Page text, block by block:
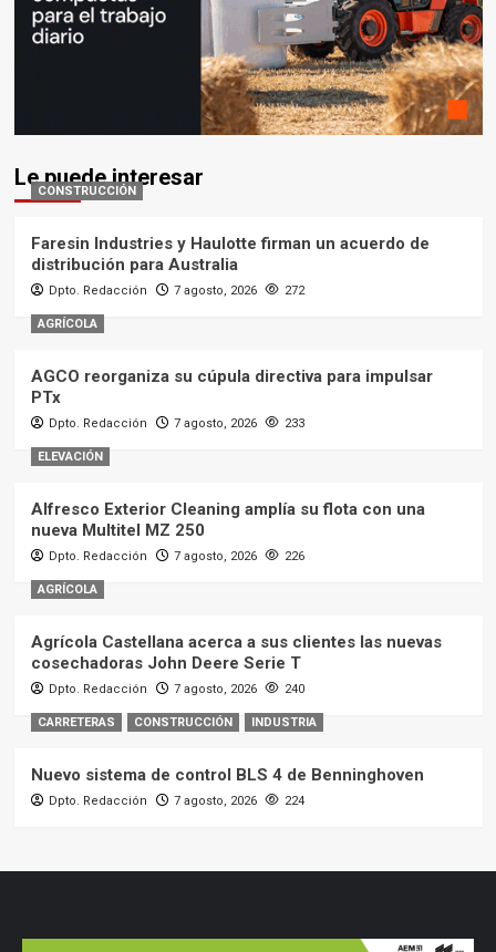
Le puede interesar
CONSTRUCCIÓN
Faresin Industries y Haulotte firman un acuerdo de
distribución para Australia
Dpto. Redacción 7 agosto, 2026 272
AGRÍCOLA
AGCO reorganiza su cúpula directiva para impulsar
PTx
Dpto. Redacción 7 agosto, 2026 233
ELEVACIÓN
Alfresco Exterior Cleaning amplía su flota con una
nueva Multitel MZ 250
Dpto. Redacción 7 agosto, 2026 226
AGRÍCOLA
Agrícola Castellana acerca a sus clientes las nuevas
cosechadoras John Deere Serie T
Dpto. Redacción 7 agosto, 2026 240
CARRETERAS CONSTRUCCIÓN INDUSTRIA
Nuevo sistema de control BLS 4 de Benninghoven
Dpto. Redacción 7 agosto, 2026 224